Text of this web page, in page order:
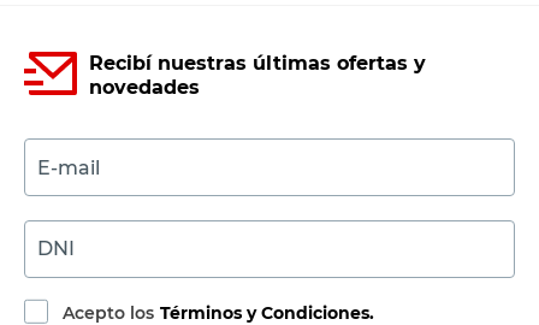
Recibí nuestras últimas ofertas y
novedades
E-mail
DNI
Acepto los Términos y Condiciones.